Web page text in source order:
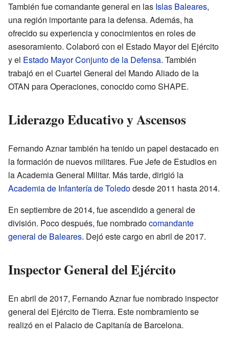
También fue comandante general en las Islas Baleares,
una región importante para la defensa. Además, ha
ofrecido su experiencia y conocimientos en roles de
asesoramiento. Colaboró con el Estado Mayor del Ejército
y el Estado Mayor Conjunto de la Defensa. También
trabajó en el Cuartel General del Mando Aliado de la
OTAN para Operaciones, conocido como SHAPE.
Liderazgo Educativo y Ascensos
Fernando Aznar también ha tenido un papel destacado en
la formación de nuevos militares. Fue Jefe de Estudios en
la Academia General Militar. Más tarde, dirigió la
Academia de Infantería de Toledodesde 2011 hasta 2014.
En septiembre de 2014, fue ascendido a general de
división. Poco después, fue nombradocomandante
general de Baleares. Dejó este cargo en abril de 2017.
Inspector General del Ejército
En abril de 2017, Fernando Aznar fue nombrado inspector
general del Ejército de Tierra. Este nombramiento se
realizó en el Palacio de Capitanía de Barcelona.